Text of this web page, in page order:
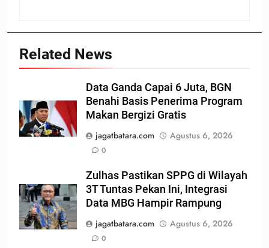
Related News
Data Ganda Capai 6 Juta, BGN
Benahi Basis Penerima Program
Makan Bergizi Gratis
jagatbatara.com
Agustus 6, 2026
0
Zulhas Pastikan SPPG di Wilayah
3T Tuntas Pekan Ini, Integrasi
Data MBG Hampir Rampung
jagatbatara.com
Agustus 6, 2026
0